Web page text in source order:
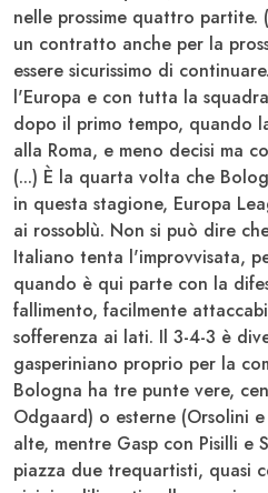
nelle prossime quattro partite.
un contratto anche per la
essere sicurissimo di
l'Europa e con tutta la
dopo il primo tempo, quando
alla Roma, e meno decisi ma
(...) È la quarta volta che
in questa stagione, Europa
ai rossoblù. Non si può dire
Italiano tenta l'improvvisata,
quando è qui parte con la
fallimento, facilmente
sofferenza ai lati. Il 3-4-3 è
gasperiniano proprio per la
Bologna ha tre punte vere,
Odgaard) o esterne (Orsolini e
alte, mentre Gasp con Pisilli e
piazza due trequartisti, quasi